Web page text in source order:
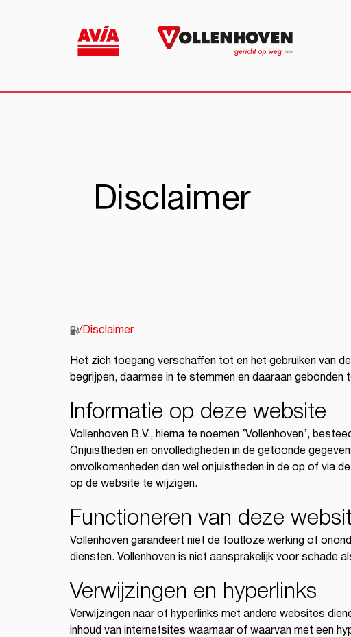
Disclaimer
/Disclaimer
Het zich toegang verschaffen tot en het gebruiken van
begrijpen, daarmee in te stemmen en daaraan gebonden
Informatie op deze website
Vollenhoven B.V., hierna te noemen ‘Vollenhoven’,
Onjuistheden en onvolledigheden in de getoonde
onvolkomenheden dan wel onjuistheden in de op of via
op de website te wijzigen.
Functioneren van deze
Vollenhoven garandeert niet de foutloze werking of
diensten. Vollenhoven is niet aansprakelijk voor schade
Verwijzingen en hyperlinks
Verwijzingen naar of hyperlinks met andere websites
inhoud van internetsites waarnaar of waarvan met een